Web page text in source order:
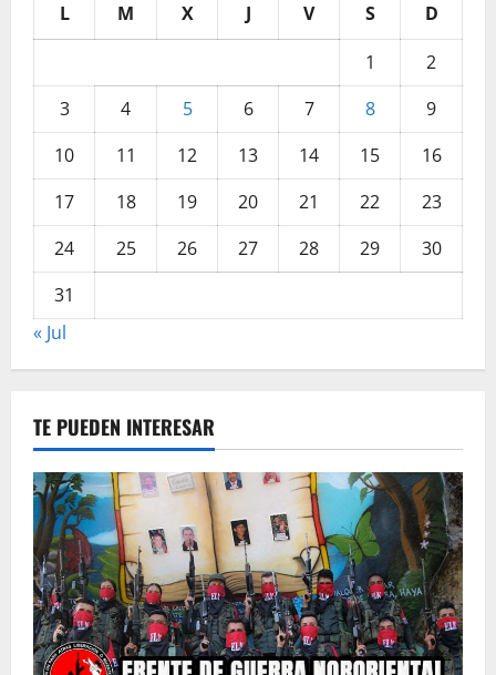
L M X J V S
D
1
2
3
4 5 6 7 8
9
10
11 12 13 14 15
16
17
18 19 20 21 22
23
24
25 26 27 28 29
30
31
« Jul
TE PUEDEN INTERESAR